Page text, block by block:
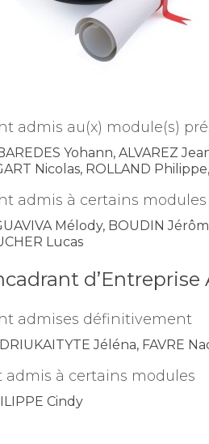
admis au(x) module(s)
Yohann, ALVAREZ
Nicolas, ROLLAND
admis à certains modules
Mélody, BOUDIN
Lucas
d’Entreprise
admises définitivement
Jéléna, FAVRE
admis à certains modules
Cindy